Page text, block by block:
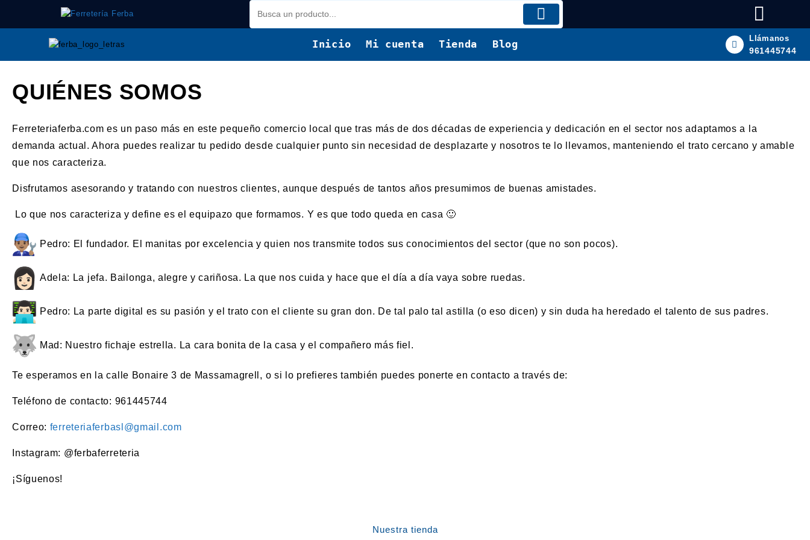
contenido
Inicio Mi cuenta Tienda Blog Llámanos
961445744
QUIÉNES SOMOS
Ferreteriaferba.com es un paso más en este pequeño comercio local que tras más de dos décadas de experiencia y dedicación en el sector nos adaptamos a la
demanda actual. Ahora puedes realizar tu pedido desde cualquier punto sin necesidad de desplazarte y nosotros te lo llevamos, manteniendo el trato cercano y amable
que nos caracteriza.
Disfrutamos asesorando y tratando con nuestros clientes, aunque después de tantos años presumimos de buenas amistades.
Lo que nos caracteriza y define es el equipazo que formamos. Y es que todo queda en casa 🙂
Pedro: El fundador. El manitas por excelencia y quien nos transmite todos sus conocimientos del sector (que no son pocos).
Adela: La jefa. Bailonga, alegre y cariñosa. La que nos cuida y hace que el día a día vaya sobre ruedas.
Pedro: La parte digital es su pasión y el trato con el cliente su gran don. De tal palo tal astilla (o eso dicen) y sin duda ha heredado el talento de sus padres.
Mad: Nuestro fichaje estrella. La cara bonita de la casa y el compañero más fiel.
Te esperamos en la calle Bonaire 3 de Massamagrell, o si lo prefieres también puedes ponerte en contacto a través de:
Teléfono de contacto: 961445744
Correo: ferreteriaferbasl@gmail.com
Instagram: @ferbaferreteria
¡Síguenos!
Nuestra tienda